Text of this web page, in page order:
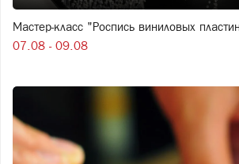
Мастер-класс "Роспись виниловых
07.08 - 09.08